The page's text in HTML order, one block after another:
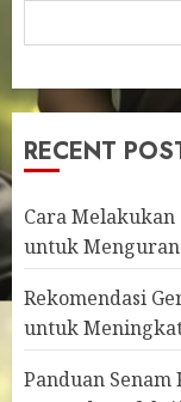
RECENT
Cara Melakukan
untuk
Rekomendasi
untuk
Panduan Senam